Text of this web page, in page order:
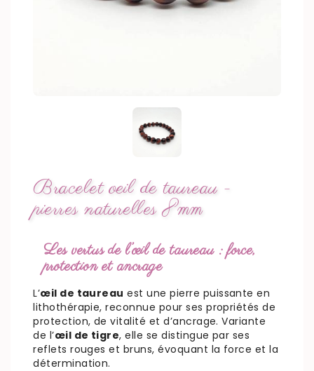
Bracelet oeil de taureau -
pierres naturelles 8mm
Les vertus de l’œil de taureau : force,
protection et ancrage
L’œil de taureau est une pierre puissante en
lithothérapie, reconnue pour ses propriétés de
protection, de vitalité et d’ancrage. Variante
de l’œil de tigre, elle se distingue par ses
reflets rouges et bruns, évoquant la force et la
détermination.